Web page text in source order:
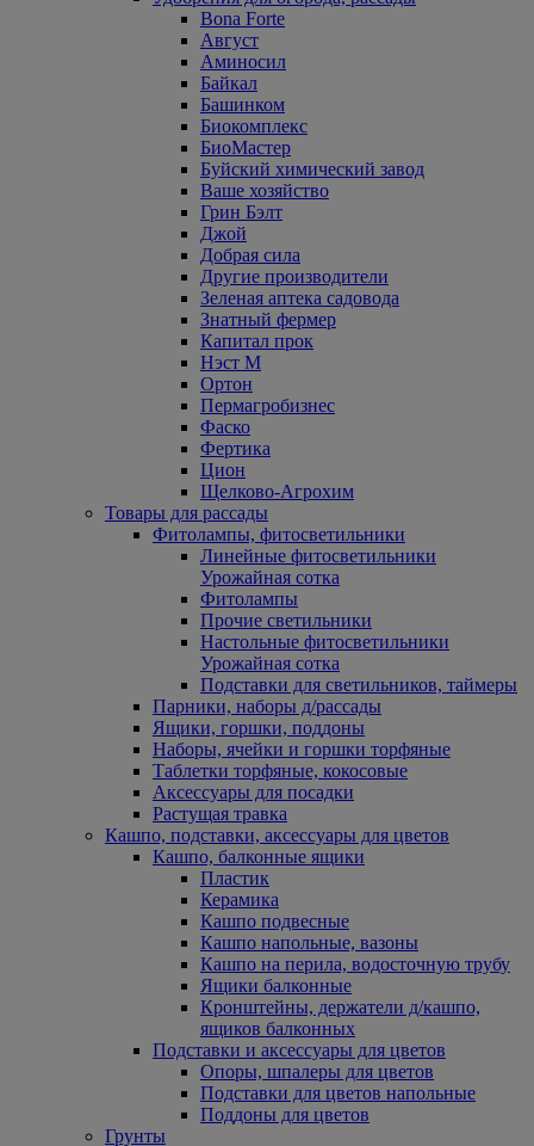
Bona Forte
Август
Аминосил
Байкал
Башинком
Биокомплекс
БиоМастер
Буйский химический завод
Ваше хозяйство
Грин Бэлт
Джой
Добрая сила
Другие производители
Зеленая аптека садовода
Знатный фермер
Капитал прок
Нэст М
Ортон
Пермагробизнес
Фаско
Фертика
Цион
Щелково-Агрохим
Товары для рассады
Фитолампы, фитосветильники
Линейные фитосветильники
Урожайная сотка
Фитолампы
Прочие светильники
Настольные фитосветильники
Урожайная сотка
Подставки для светильников, таймеры
Парники, наборы д/рассады
Ящики, горшки, поддоны
Наборы, ячейки и горшки торфяные
Таблетки торфяные, кокосовые
Аксессуары для посадки
Растущая травка
Кашпо, подставки, аксессуары для цветов
Кашпо, балконные ящики
Пластик
Керамика
Кашпо подвесные
Кашпо напольные, вазоны
Кашпо на перила, водосточную трубу
Ящики балконные
Кронштейны, держатели д/кашпо,
ящиков балконных
Подставки и аксессуары для цветов
Опоры, шпалеры для цветов
Подставки для цветов напольные
Поддоны для цветов
Грунты